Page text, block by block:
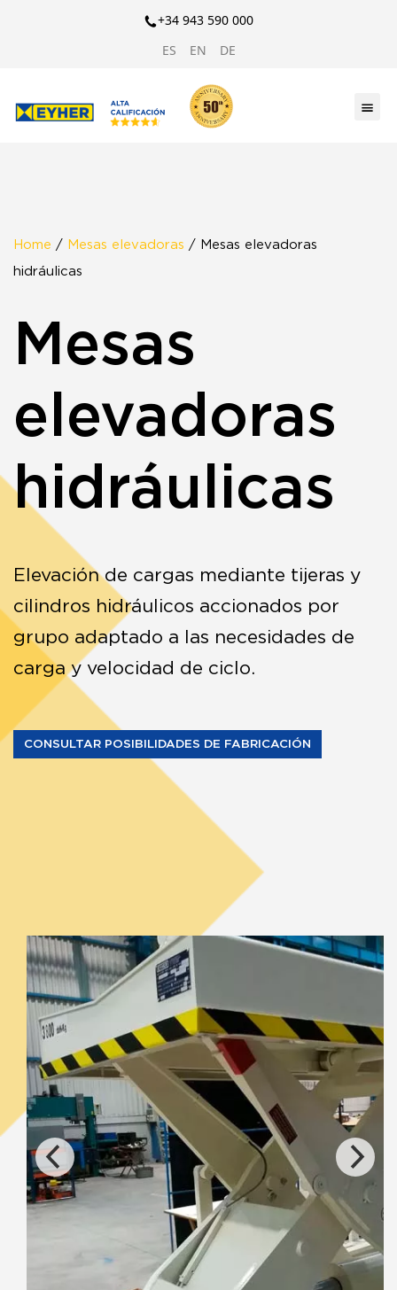
+34 943 590 000
ES
EN DE
Home / Mesas elevadoras / Mesas elevadoras
hidráulicas
Mesas
elevadoras
hidráulicas
Elevación de cargas mediante tijeras y
cilindros hidráulicos accionados por
grupo adaptado a las necesidades de
carga y velocidad de ciclo.
CONSULTAR POSIBILIDADES DE FABRICACIÓN